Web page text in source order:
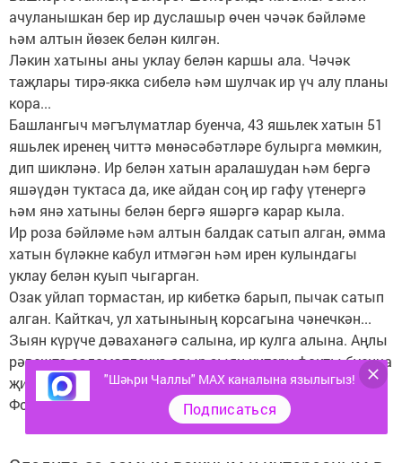
ачуланышкан бер ир дуслашыр өчен чәчәк бәйләме
һәм алтын йөзек белән килгән.
Ләкин хатыны аны уклау белән каршы ала. Чәчәк
таҗлары тирә-якка сибелә һәм шулчак ир үч алу планы
кора...
Башлангыч мәгълүматлар буенча, 43 яшьлек хатын 51
яшьлек иренең читтә мөнәсәбәтләре булырга мөмкин,
дип шикләнә. Ир белән хатын аралашудан һәм бергә
яшәүдән туктаса да, ике айдан соң ир гафу үтенергә
һәм янә хатыны белән бергә яшәргә карар кыла.
Ир роза бәйләме һәм алтын балдак сатып алган, әмма
хатын бүләкне кабул итмәгән һәм ирен кулындагы
уклау белән куып чыгарган.
Озак уйлап тормастан, ир кибеткә барып, пычак сатып
алган. Кайткач, ул хатынының корсагына чәнечкән...
Зыян күрүче дәваханәгә салына, ир кулга алына. Аңлы
рәвештә сәламәтлеккә авыр зыян китерү факты буенча
җинаять эше кузгатылган.
Фото: 29ru.net, kiziltan.rbsmi.ru Резеда Галикәева
"Шәһри Чаллы" MAX каналына язылыгыз!
Подписаться